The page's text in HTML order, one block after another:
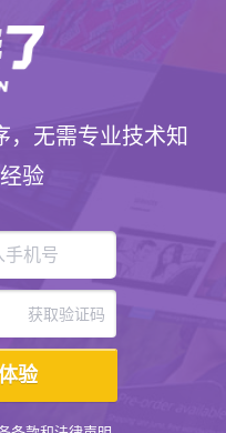
，无需专业技术知
验
获取验证码